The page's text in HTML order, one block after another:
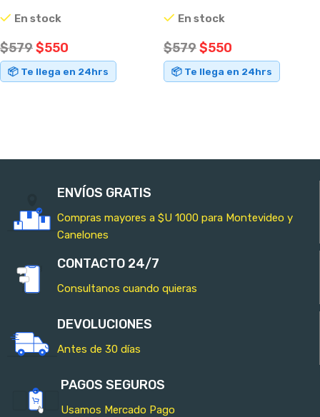
En stock
$579$550
📦 Te llega en 24hrs
En stock
$579$550
📦 Te llega en 24hrs
ENVÍOS GRATIS
Compras mayores a $U 1000 para Montevideo y
Canelones
CONTACTO 24/7
Consultanos cuando quieras
DEVOLUCIONES
Antes de 30 días
PAGOS SEGUROS
Usamos Mercado Pago